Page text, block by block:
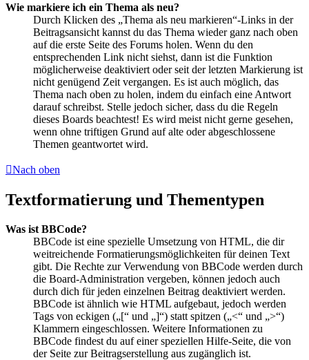
Wie markiere ich ein Thema als neu?
Durch Klicken des „Thema als neu markieren“-Links in der
Beitragsansicht kannst du das Thema wieder ganz nach oben
auf die erste Seite des Forums holen. Wenn du den
entsprechenden Link nicht siehst, dann ist die Funktion
möglicherweise deaktiviert oder seit der letzten Markierung ist
nicht genügend Zeit vergangen. Es ist auch möglich, das
Thema nach oben zu holen, indem du einfach eine Antwort
darauf schreibst. Stelle jedoch sicher, dass du die Regeln
dieses Boards beachtest! Es wird meist nicht gerne gesehen,
wenn ohne triftigen Grund auf alte oder abgeschlossene
Themen geantwortet wird.
Nach oben
Textformatierung und Thementypen
Was ist BBCode?
BBCode ist eine spezielle Umsetzung von HTML, die dir
weitreichende Formatierungsmöglichkeiten für deinen Text
gibt. Die Rechte zur Verwendung von BBCode werden durch
die Board-Administration vergeben, können jedoch auch
durch dich für jeden einzelnen Beitrag deaktiviert werden.
BBCode ist ähnlich wie HTML aufgebaut, jedoch werden
Tags von eckigen („[“ und „]“) statt spitzen („<“ und „>“)
Klammern eingeschlossen. Weitere Informationen zu
BBCode findest du auf einer speziellen Hilfe-Seite, die von
der Seite zur Beitragserstellung aus zugänglich ist.